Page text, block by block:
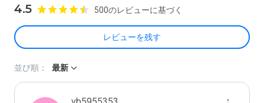
4.5 500のレビューに基づく
レビューを残す
並び順： 最新